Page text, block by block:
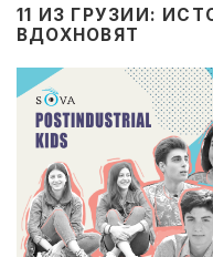
11 ИЗ ГРУЗИИ:
ВДОХНОВЯТ